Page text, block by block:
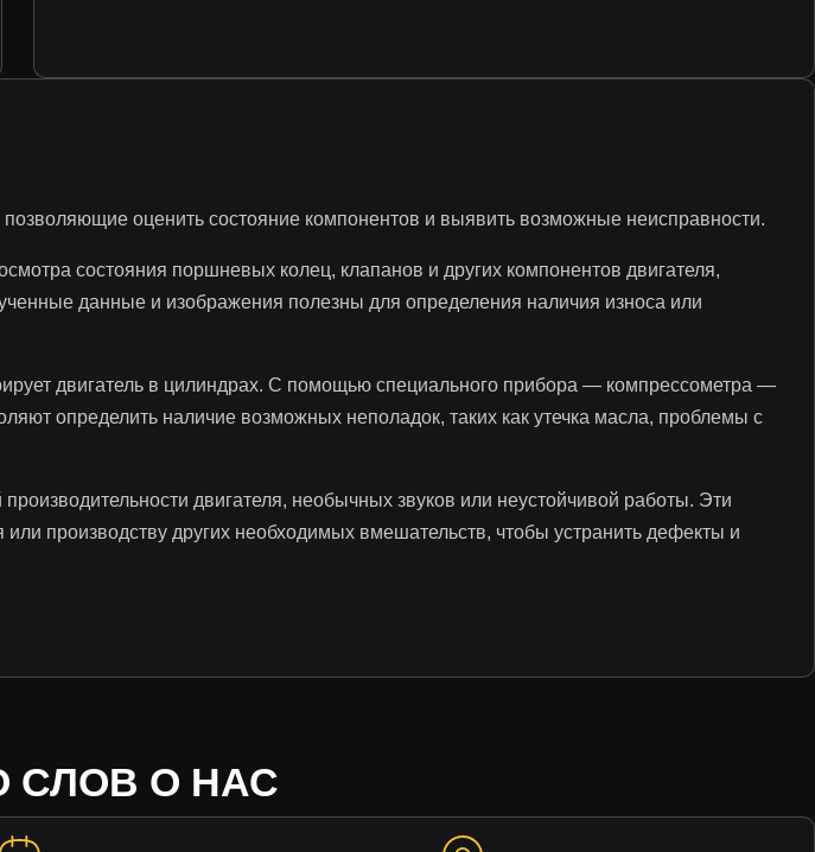
оценить состояние компонентов и выявить возможные неисправности.
состояния поршневых колец, клапанов и других компонентов двигателя,
данные и изображения полезны для определения наличия износа или
двигатель в цилиндрах. С помощью специального прибора — компрессометра —
определить наличие возможных неполадок, таких как утечка масла, проблемы с
двигателя, необычных звуков или неустойчивой работы. Эти
производству других необходимых вмешательств, чтобы устранить дефекты и
СЛОВ О НАС